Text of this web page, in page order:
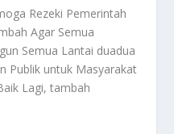
Rezeki Pemerintah
Agar Semua
Semua Lantai duadua
Publik untuk Masyarakat
Lagi, tambah